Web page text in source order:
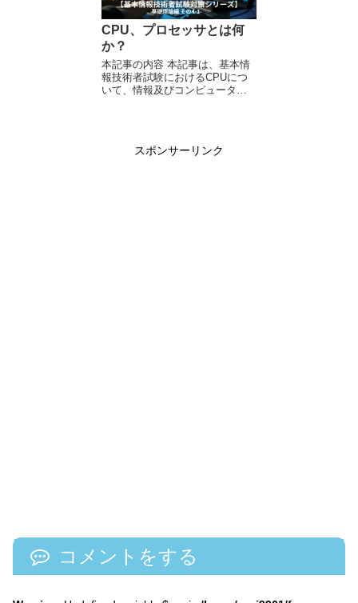
CPU、プロセッサとは何
か？
本記事の内容 本記事は、基本情
報技術者試験におけるCPUにつ
いて、情報及びコンピュータの
負の2進数、2進数...
スポンサーリンク
コメントをする